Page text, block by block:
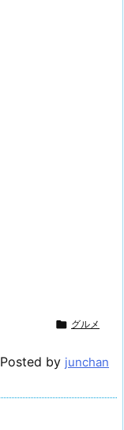
 グルメ
Posted by junchan